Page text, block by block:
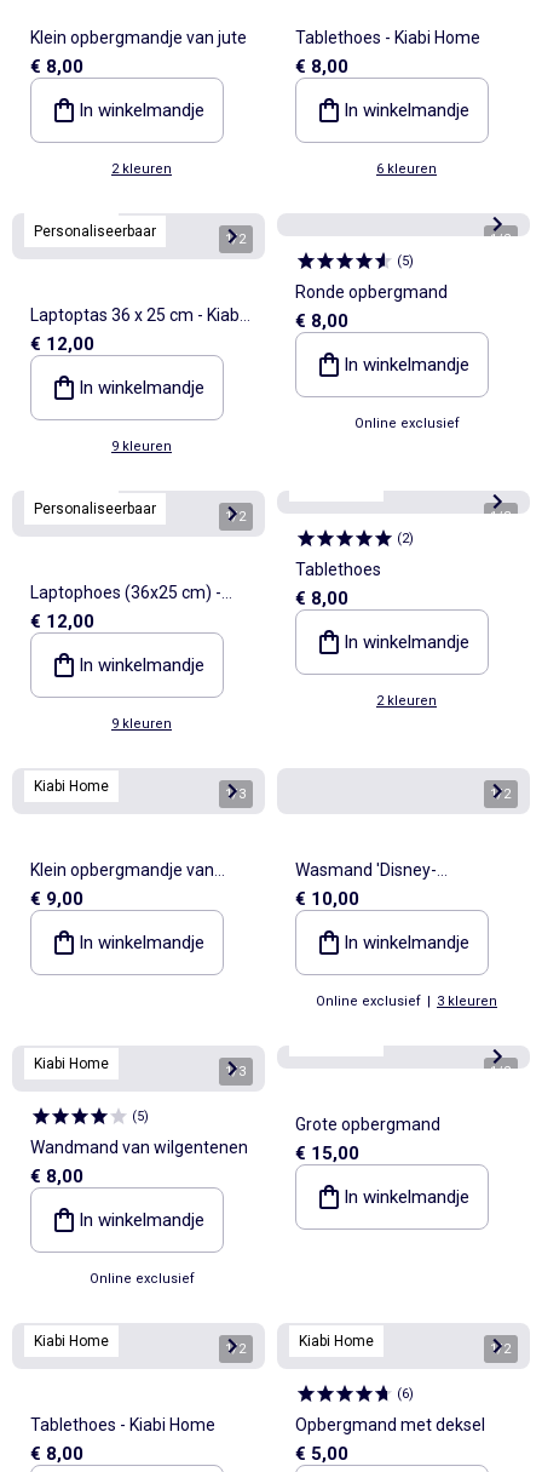
Klein opbergmandje van jute
€ 8,00
In winkelmandje
2 kleuren
Tablethoes - Kiabi Home
€ 8,00
In winkelmandje
6 kleuren
Personaliseerbaar
1/2
Laptoptas 36 x 25 cm - Kiabi
Home
€ 12,00
In winkelmandje
9 kleuren
1/2
(5)
Ronde opbergmand
€ 8,00
In winkelmandje
Online exclusief
Personaliseerbaar
1/2
Laptophoes (36x25 cm) -
Kiabi Home
€ 12,00
In winkelmandje
9 kleuren
1/3
(2)
Tablethoes
€ 8,00
In winkelmandje
2 kleuren
Kiabi Home 1/3
Klein opbergmandje van
textiel
€ 9,00
In winkelmandje
1/2
Wasmand 'Disney-
prinsessen'
€ 10,00
In winkelmandje
Online exclusief | 3 kleuren
Kiabi Home 1/3
(5)
Wandmand van wilgentenen
€ 8,00
In winkelmandje
Online exclusief
1/2
Grote opbergmand
€ 15,00
In winkelmandje
Kiabi Home 1/2
Tablethoes - Kiabi Home
€ 8,00
Kiabi Home 1/2
(6)
Opbergmand met deksel
€ 5,00